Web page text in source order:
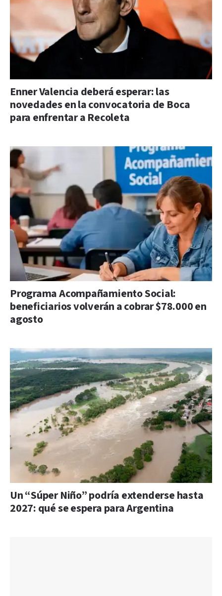
Enner Valencia deberá esperar: las
novedades en la convocatoria de Boca
para enfrentar a Recoleta
Programa Acompañamiento Social:
beneficiarios volverán a cobrar $78.000 en
agosto
Un “Súper Niño” podría extenderse hasta
2027: qué se espera para Argentina